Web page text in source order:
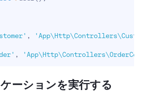
,
,
ーションを実行する